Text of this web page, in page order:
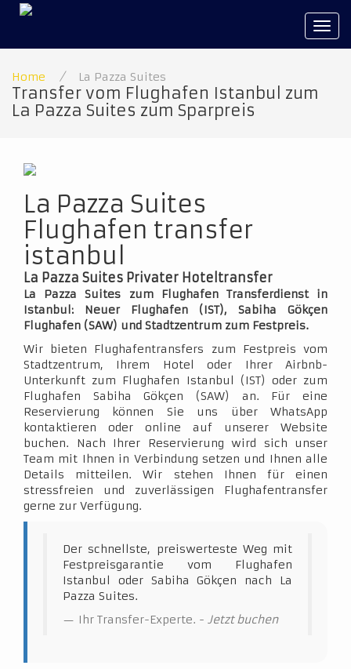
Home / La Pazza Suites
Transfer vom Flughafen Istanbul zum
La Pazza Suites zum Sparpreis
La Pazza Suites
Flughafen transfer
istanbul
La Pazza Suites Privater Hoteltransfer
La Pazza Suites zum Flughafen Transferdienst in
Istanbul: Neuer Flughafen (IST), Sabiha Gökçen
Flughafen (SAW) und Stadtzentrum zum Festpreis.
Wir bieten Flughafentransfers zum Festpreis vom
Stadtzentrum, Ihrem Hotel oder Ihrer Airbnb-
Unterkunft zum Flughafen Istanbul (IST) oder zum
Flughafen Sabiha Gökçen (SAW) an. Für eine
Reservierung können Sie uns über WhatsApp
kontaktieren oder online auf unserer Website
buchen. Nach Ihrer Reservierung wird sich unser
Team mit Ihnen in Verbindung setzen und Ihnen alle
Details mitteilen. Wir stehen Ihnen für einen
stressfreien und zuverlässigen Flughafentransfer
gerne zur Verfügung.
Der schnellste, preiswerteste Weg mit
Festpreisgarantie vom Flughafen
Istanbul oder Sabiha Gökçen nach La
Pazza Suites.
Ihr Transfer-Experte. - Jetzt buchen